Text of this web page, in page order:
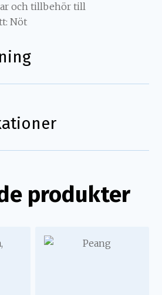
och tillbehör till
Nöt
förzinkad.
produkter